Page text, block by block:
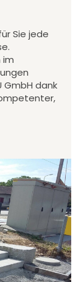
Sie jede
im
GmbH dank